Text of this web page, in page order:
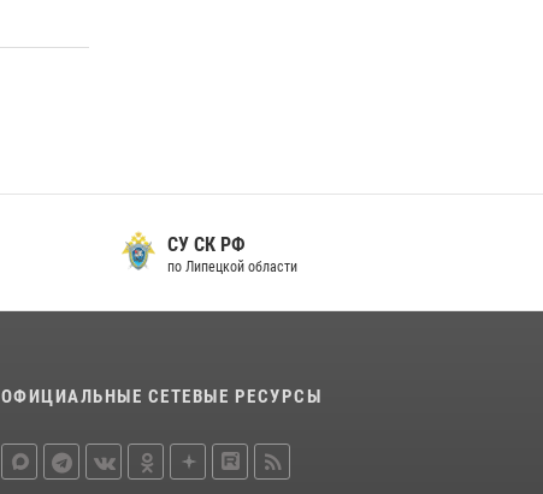
СУ СК РФ
по Липецкой области
ОФИЦИАЛЬНЫЕ СЕТЕВЫЕ РЕСУРСЫ